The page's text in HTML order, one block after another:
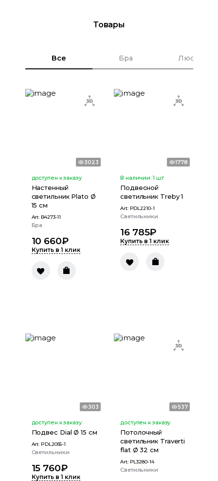
Товары
Все Бра Люстры
3023
доступен к заказу
Настенный
светильник Plato Ø
15 см
Art: B4273-11
Бра
10 660₽
Купить в 1 клик
1778
В наличии: 1 шт
Подвесной
светильник Treby 1
Art: PDL2210-1
Светильники
16 785₽
Купить в 1 клик
303
доступен к заказу
Подвес Dial Ø 15 см
Art: PDL2055-1
Светильники
15 760₽
Купить в 1 клик
537
доступен к заказу
Потолочный
светильник Traverti
flat Ø 32 см
Art: PL3280-14
Светильники